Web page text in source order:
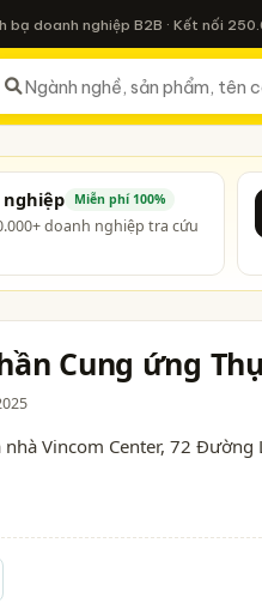
bạ doanh nghiệp B2B · Kết nối
Miễn phí 100%
doanh nghiệp tra cứu
Cung ứng
nhà Vincom Center, 72